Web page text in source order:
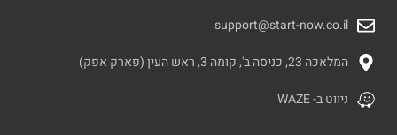
support@start-now.co.il
המלאכה 23, כניסה ב', קומה 3, ראש העין (פארק אפק)
ניווט ב- WAZE